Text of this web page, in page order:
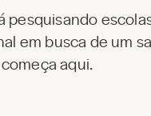
pesquisando
em busca de um
aqui.